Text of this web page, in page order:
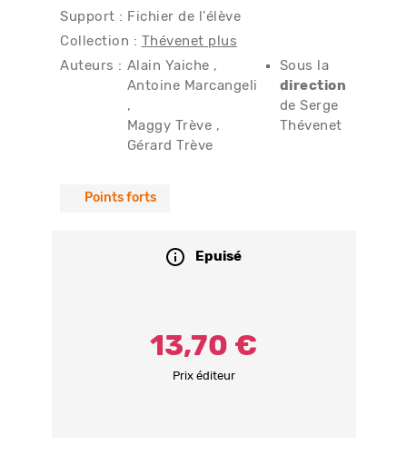
Support : Fichier de l'élève
Collection : Thévenet plus
Auteurs : Alain Yaiche
Antoine Marcangeli
Maggy Trève
Gérard Trève
Sous la
direction
de Serge
Thévenet
Points forts
Epuisé
Prix éditeur
13,70 €